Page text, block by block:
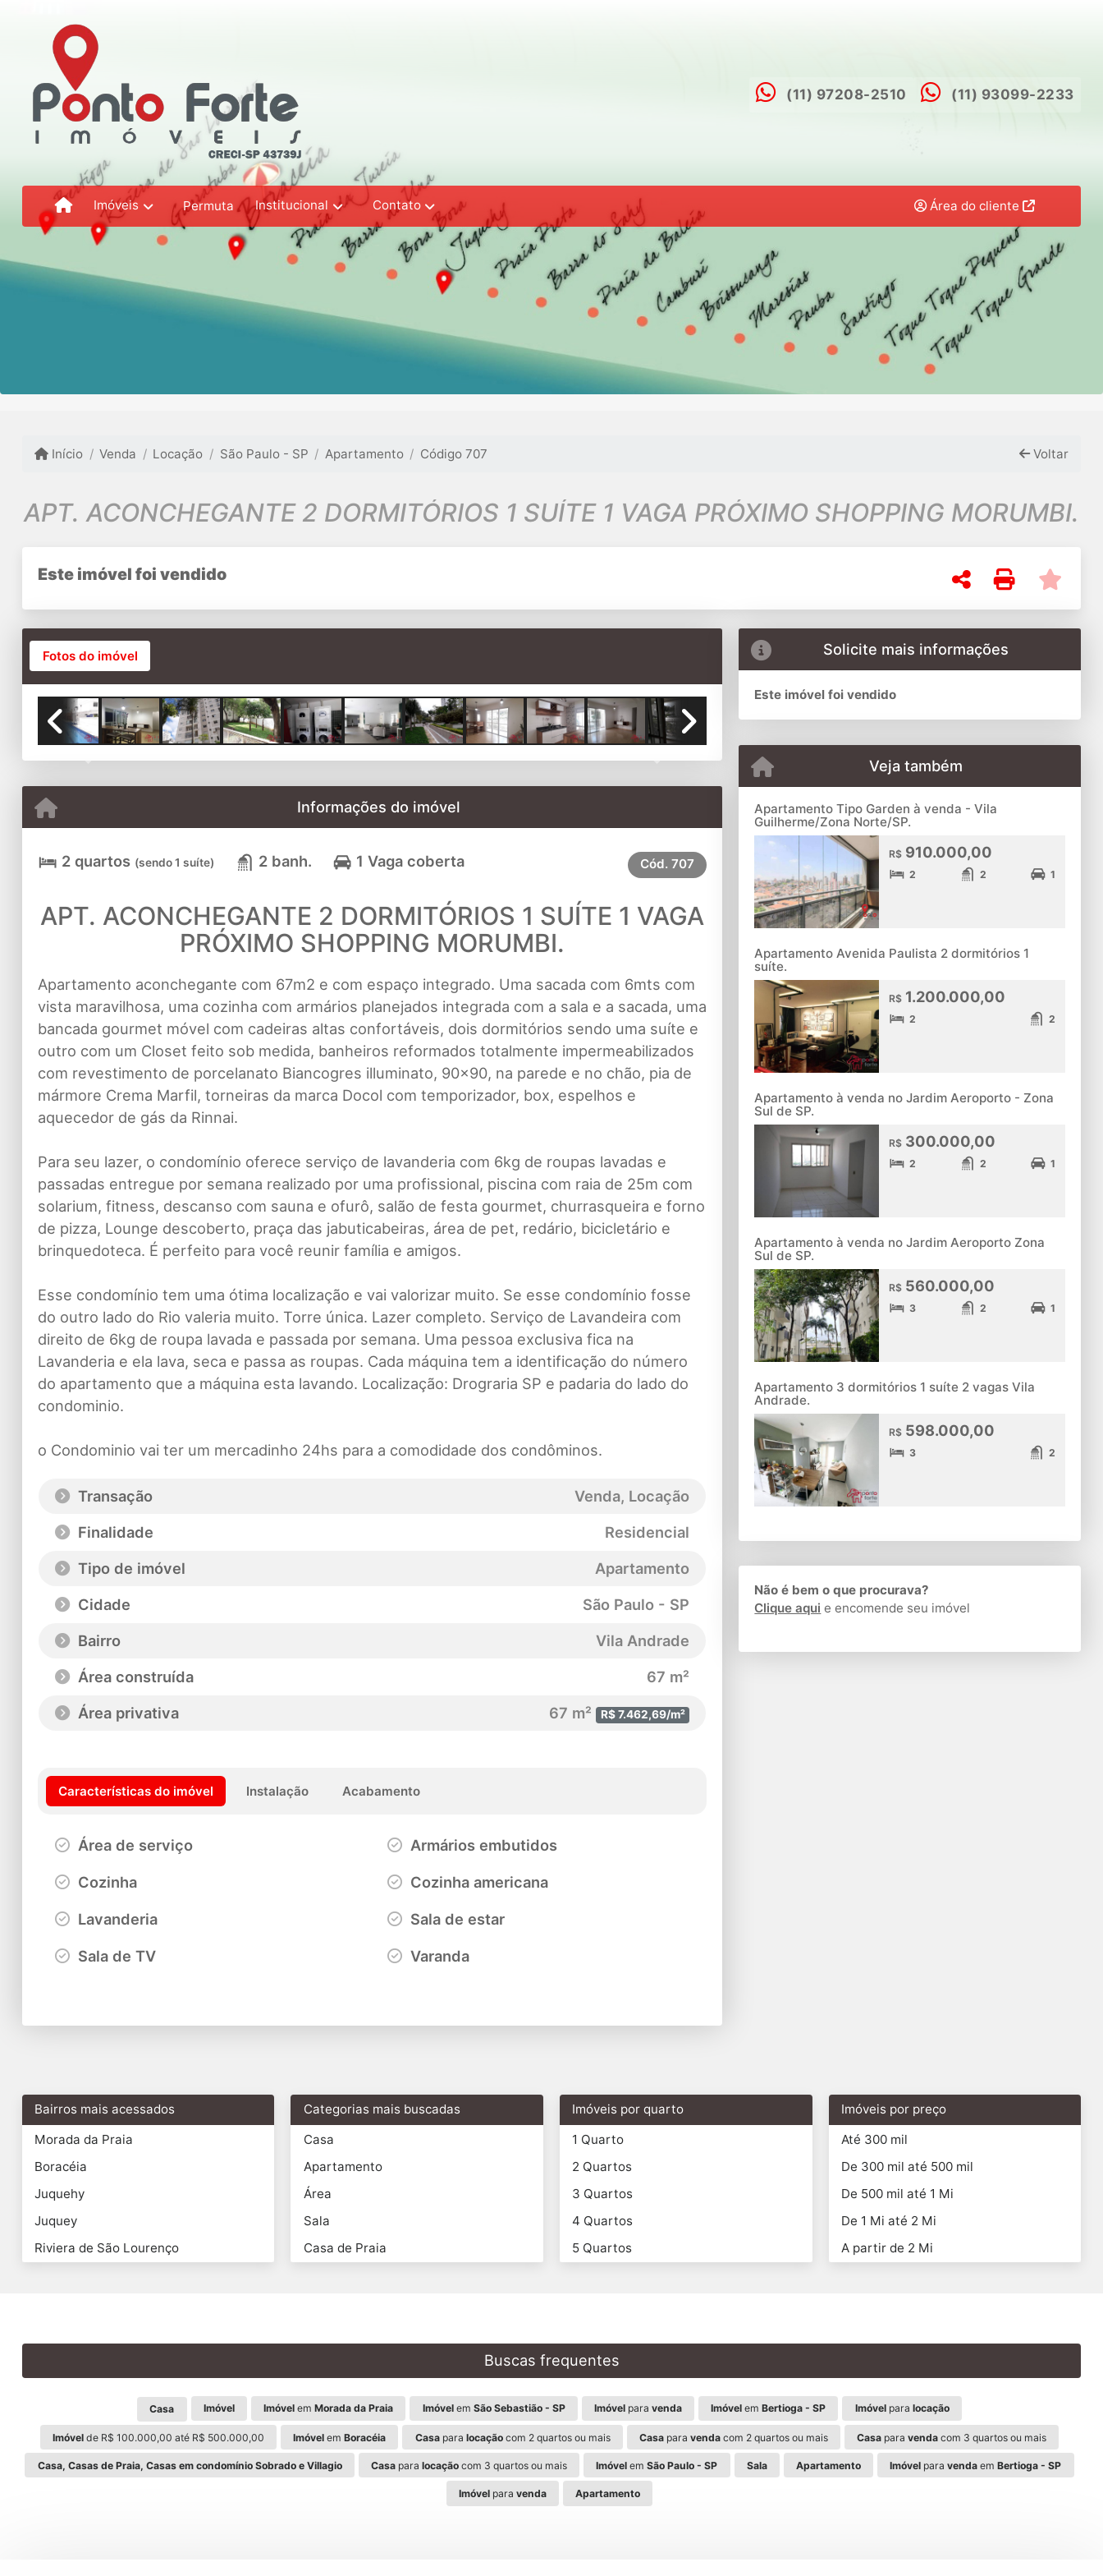
(11) 97208-2510 (11) 93099-2233
Imóveis Permuta Institucional Contato Área do cliente
Início Venda Locação São Paulo - SP Apartamento Código 707 Voltar
APT. ACONCHEGANTE 2 DORMITÓRIOS 1 SUÍTE 1 VAGA PRÓXIMO SHOPPING MORUMBI.
Este imóvel foi vendido
Fotos do imóvel
Previous Next
Informações do imóvel
2 quartos (sendo 1 suíte) 2 banh. 1 Vaga coberta Cód. 707
APT. ACONCHEGANTE 2 DORMITÓRIOS 1 SUÍTE 1 VAGA
PRÓXIMO SHOPPING MORUMBI.
Apartamento aconchegante com 67m2 e com espaço integrado. Uma sacada com 6mts com
vista maravilhosa, uma cozinha com armários planejados integrada com a sala e a sacada, uma
bancada gourmet móvel com cadeiras altas confortáveis, dois dormitórios sendo uma suíte e
outro com um Closet feito sob medida, banheiros reformados totalmente impermeabilizados
com revestimento de porcelanato Biancogres illuminato, 90x90, na parede e no chão, pia de
mármore Crema Marfil, torneiras da marca Docol com temporizador, box, espelhos e
aquecedor de gás da Rinnai.
Para seu lazer, o condomínio oferece serviço de lavanderia com 6kg de roupas lavadas e
passadas entregue por semana realizado por uma profissional, piscina com raia de 25m com
solarium, fitness, descanso com sauna e ofurô, salão de festa gourmet, churrasqueira e forno
de pizza, Lounge descoberto, praça das jabuticabeiras, área de pet, redário, bicicletário e
brinquedoteca. É perfeito para você reunir família e amigos.
Esse condomínio tem uma ótima localização e vai valorizar muito. Se esse condomínio fosse
do outro lado do Rio valeria muito. Torre única. Lazer completo. Serviço de Lavandeira com
direito de 6kg de roupa lavada e passada por semana. Uma pessoa exclusiva fica na
Lavanderia e ela lava, seca e passa as roupas. Cada máquina tem a identificação do número
do apartamento que a máquina esta lavando. Localização: Drograria SP e padaria do lado do
condominio.
o Condominio vai ter um mercadinho 24hs para a comodidade dos condôminos.
Transação
Venda, Locação
Finalidade
Residencial
Tipo de imóvel
Apartamento
Cidade
São Paulo - SP
Bairro
Vila Andrade
Área construída
67 m²
Área privativa
67 m² R$ 7.462,69/m²
Características do imóvel Instalação Acabamento
Área de serviço Armários embutidos
Cozinha Cozinha americana
Lavanderia Sala de estar
Sala de TV Varanda
Solicite mais informações
Este imóvel foi vendido
Veja também
Apartamento Tipo Garden à venda - Vila
Guilherme/Zona Norte/SP.
R$ 910.000,00
2 2 1
Apartamento Avenida Paulista 2 dormitórios 1
suíte.
R$ 1.200.000,00
2 2
Apartamento à venda no Jardim Aeroporto - Zona
Sul de SP.
R$ 300.000,00
2 2 1
Apartamento à venda no Jardim Aeroporto Zona
Sul de SP.
R$ 560.000,00
3 2 1
Apartamento 3 dormitórios 1 suíte 2 vagas Vila
Andrade.
R$ 598.000,00
3 2
Não é bem o que procurava?
Clique aqui e encomende seu imóvel
Bairros mais acessados
Morada da Praia
Boracéia
Juquehy
Juquey
Riviera de São Lourenço
Categorias mais buscadas
Casa
Apartamento
Área
Sala
Casa de Praia
Imóveis por quarto
1 Quarto
2 Quartos
3 Quartos
4 Quartos
5 Quartos
Imóveis por preço
Até 300 mil
De 300 mil até 500 mil
De 500 mil até 1 Mi
De 1 Mi até 2 Mi
A partir de 2 Mi
Buscas frequentes
Casa Imóvel Imóvel emMorada da Praia Imóvelem São Sebastião - SP Imóvelpara venda Imóvel emBertioga - SP Imóvelpara locação
Imóvelde R$ 100.000,00 até R$ 500.000,00 Imóvel emBoracéia Casapara locaçãocom 2 quartos ou mais Casapara vendacom 2 quartos ou mais Casa paravenda com 3 quartos ou mais
Casa, Casas de Praia, Casas em condomínio Sobrado e Villagio Casapara locaçãocom 3 quartos ou mais Imóvel emSão Paulo - SP Sala Apartamento Imóvel paravenda emBertioga - SP
Imóvelpara venda Apartamento